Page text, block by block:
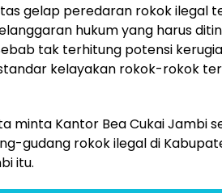
gelap peredaran rokok ilegal
hukum yang harus
tak terhitung potensi
kelayakan rokok-rokok
minta Kantor Bea Cukai Jambi
gudang rokok ilegal di
itu.